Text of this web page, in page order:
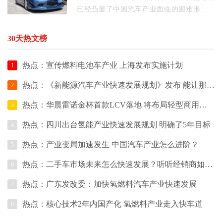
已经凸显了中国汽车产业面临的困难形势，
30天热文榜
1 热点：宣传燃料电池车产业 上海发布实施计划
2 热点：《新能源汽车产业快速发展规划》发布 能让那些公司获益？
3 热点：华晨雷诺金杯首款LCV落地 将布局轻型商用车市场
4 热点：四川出台氢能产业快速发展规划 明确了5年目标
5 热点：产业变局加速发生 中国汽车产业怎么进阶？
6 热点：二手车市场未来怎么快速发展？听听经销商如何说
7 热点：广东发改委：加快氢燃料汽车产业快速发展
热点：核心技术2年内国产化 氢燃料产业走入快车道